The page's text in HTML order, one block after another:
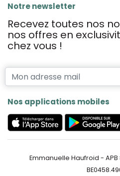
Notre newsletter
Recevez toutes nos
nos offres en
chez vous !
Nos applications mobiles
Emmanuelle Haufroid - APB